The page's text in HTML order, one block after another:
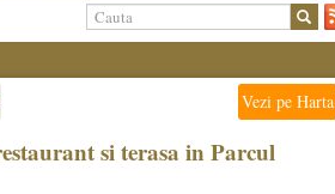
Vezi pe Harta
si terasa in Parcul